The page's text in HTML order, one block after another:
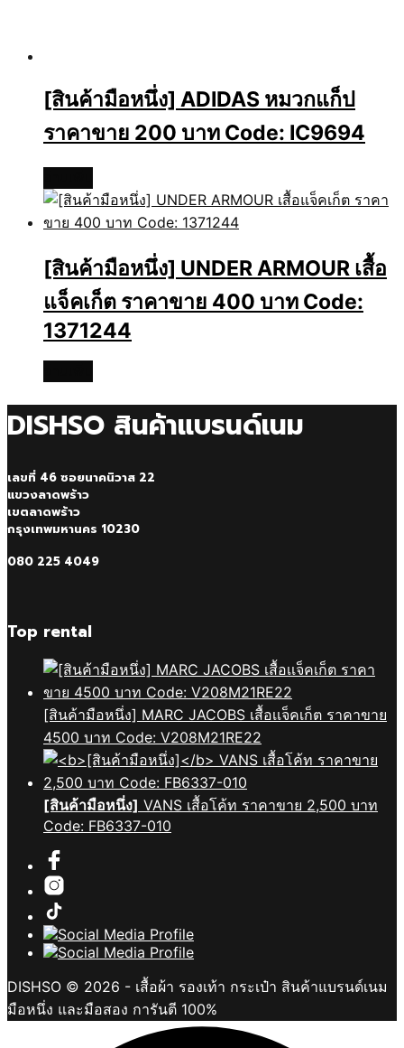
[สินค้ามือหนึ่ง] ADIDAS หมวกแก็ป
ราคาขาย 200 บาท Code: IC9694
[สินค้ามือหนึ่ง] UNDER ARMOUR เสื้อ
แจ็คเก็ต ราคาขาย 400 บาท Code:
1371244
DISHSO สินค้าแบรนด์เนม
เลขที่ 46 ซอยนาคนิวาส 22
แขวงลาดพร้าว
เขตลาดพร้าว
กรุงเทพมหานคร 10230
080 225 4049
Top rental
[สินค้ามือหนึ่ง] MARC JACOBS เสื้อเเจ็คเก็ต ราคาขาย
4500 บาท Code: V208M21RE22
[สินค้ามือหนึ่ง] VANS เสื้อโค้ท ราคาขาย 2,500 บาท
Code: FB6337-010
DISHSO © 2026 - เสื้อผ้า รองเท้า กระเป๋า สินค้าแบรนด์เนม
มือหนึ่ง และมือสอง การันตี 100%